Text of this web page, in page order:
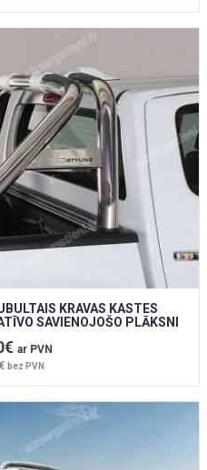
KRAVAS KASTES
SAVIENOJOŠO PLĀKSNI
ar PVN
bez PVN